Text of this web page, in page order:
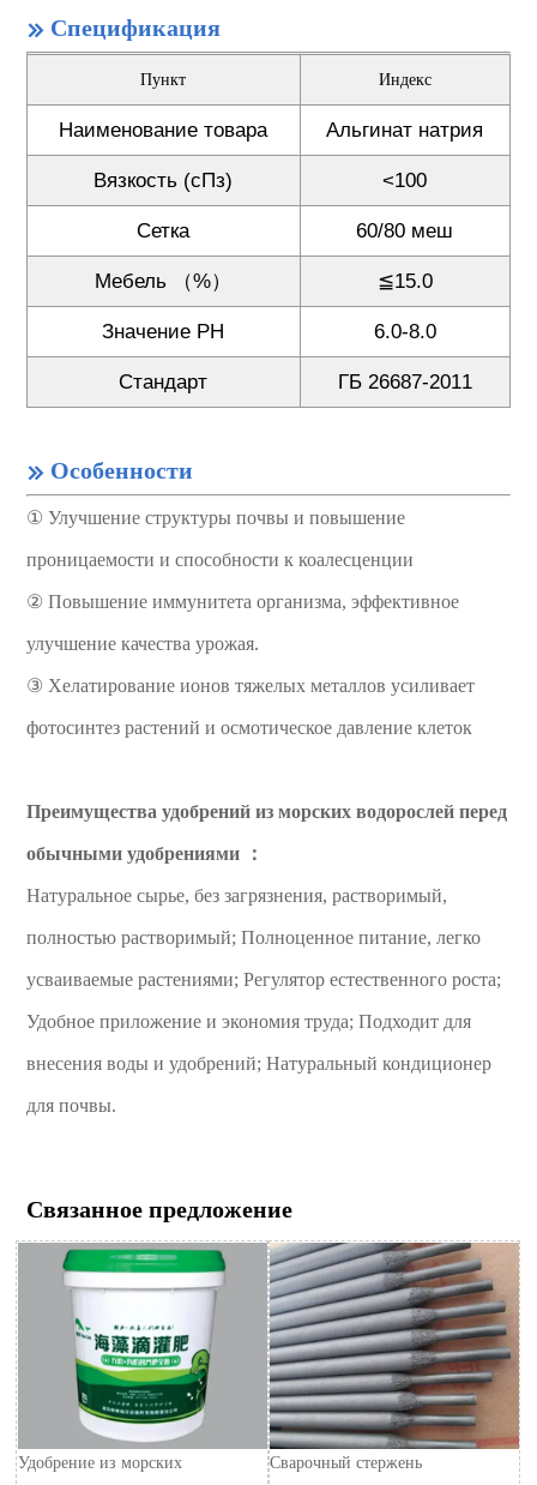
 Спецификация
Пункт Индекс
Наименование товара Альгинат натрия
Вязкость (сПз) <100
Сетка 60/80 меш
Мебель （%） ≦15.0
Значение PH 6.0-8.0
Стандарт ГБ 26687-2011
 Особенности
① Улучшение структуры почвы и повышение
проницаемости и способности к коалесценции
② Повышение иммунитета организма, эффективное
улучшение качества урожая.
③ Хелатирование ионов тяжелых металлов усиливает
фотосинтез растений и осмотическое давление клеток
Преимущества удобрений из морских водорослей перед
обычными удобрениями ：
Натуральное сырье, без загрязнения, растворимый,
полностью растворимый; Полноценное питание, легко
усваиваемые растениями; Регулятор естественного роста;
Удобное приложение и экономия труда; Подходит для
внесения воды и удобрений; Натуральный кондиционер
для почвы.
Связанное предложение
Удобрение из морских
Сварочный стержень